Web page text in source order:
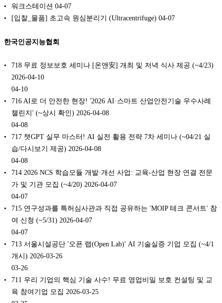
워크스테이션 04-07
[입찰_물품] 초고속 원심분리기 (Ultracentrifuge) 04-07
한국인공지능협회
718 무료 정보보호 세미나 [온앤安] 개최 및 저녁 식사 제공 (~4/23)
2026-04-10
04-10
716 AI로 더 안전한 현장! '2026 AI·스마트 산업안전기술 우수사례
챌린지' (~상시 확인) 2026-04-08
04-08
717 챗GPT 실무 마스터! AI 실전 활용 전략 7차 세미나 (~04/21 실
습/다시보기 제공) 2026-04-08
04-08
714 2026 NCS 학습모듈 개발·개선 사업: 교육-산업 현장 연결 전문
가 및 기관 모집 (~4/20) 2026-04-07
04-07
715 연구성과를 특허심사관과 직접 공유하는 'MOIP 테크 콘서트' 참
여 신청 (~5/31) 2026-04-07
04-07
713 서울시설공단 '오픈 랩(Open Lab)' AI 기술실증 기업 모집 (~4/1
개시) 2026-03-26
03-26
711 우리 기업의 핵심 기술 사수! 무료 영업비밀 보호 컨설팅 및 교
육 참여기업 모집 2026-03-25